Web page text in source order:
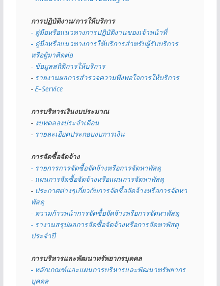
การปฏิบัติงาน/การให้บริการ
- คู่มือหรือแนวทางการปฏิบัติงานของเจ้าหน้าที่
- คู่มือหรือแนวทางการให้บริการสำหรับผู้รับบริการ
หรือผู้มาติดต่อ
- ข้อมูลสถิติการให้บริการ
- รายงานผลการสำรวจความพึงพอใจการให้บริการ
- E–Service
การบริหารเงินงบประมาณ
- งบทดลองประจำเดือน
- รายละเอียดประกอบงบการเงิน
การจัดซื้อจัดจ้าง
- รายการการจัดซื้อจัดจ้างหรือการจัดหาพัสดุ
- แผนการจัดซื้อจัดจ้างหรือแผนการจัดหาพัสดุ
- ประกาศต่างๆเกี่ยวกับการจัดซื้อจัดจ้างหรือการจัดหา
พัสดุ
- ความก้าวหน้าการจัดซื้อจัดจ้างหรือการจัดหาพัสดุ
- รางานสรุปผลการจัดซื้อจัดจ้างหรือการจัดหาพัสดุ
ประจำปี
การบริหารและพัฒนาทรัพยากรบุคคล
- หลักเกณฑ์และแผนการบริหารและพัฒนาทรัพยากร
บุคคล